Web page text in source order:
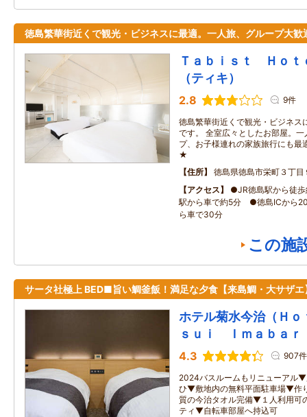
徳島繁華街近くで観光・ビジネスに最適。一人旅、グループ大歓
Ｔａｂｉｓｔ Ｈｏ
（ティキ）
2.8 9件
徳島繁華街近くで観光・ビジネス
です。 全室広々としたお部屋。
プ、お子様連れの家族旅行にも
★
住所
徳島県徳島市栄町３丁目
アクセス
●JR徳島駅から徒
駅から車で約5分 ●徳島ICから
ら車で30分
この施
サータ社極上 BED■旨い鯛釜飯！満足な夕食【来島鯛・大サザエ
ホテル菊水今治（Ｈ
ｓｕｉ Ｉｍａｂａｒ
4.3 907件
2024バスルームもリニューアル
ひ▼敷地内の無料平面駐車場▼作
質の今治タオル完備▼１人利用可
ティ▼自転車部屋へ持込可